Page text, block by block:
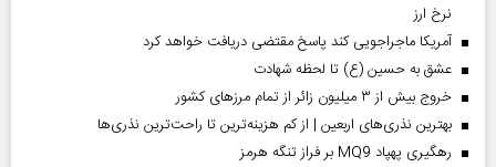
نرخ ارز
آمریکا ماجراجویی کند پاسخ مقتضی دریافت خواهد کرد
عشق به حسین (ع) تا لحظه شهادت
خروج بیش از ۳ میلیون زائر از تمام مرز‌های کشور
بهترین نذری‌های اربعین | از کم هزینه‌ترین تا راحت‌ترین نذری‌ها
رهگیری پهپاد MQ9 بر فراز تنگه هرمز